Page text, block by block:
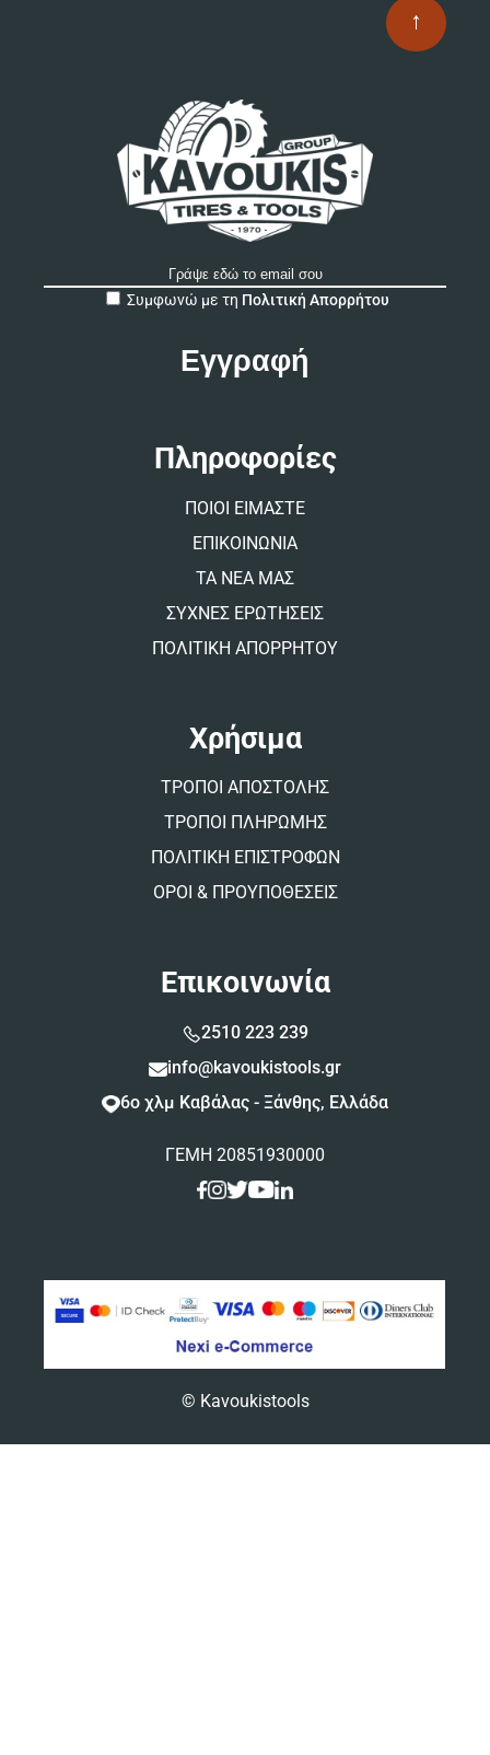
↑
Συμφωνώ με τη Πολιτική Απορρήτου
Πληροφορίες
ΠΟΙΟΙ ΕΙΜΑΣΤΕ
ΕΠΙΚΟΙΝΩΝΙΑ
ΤΑ ΝΕΑ ΜΑΣ
ΣΥΧΝΕΣ ΕΡΩΤΗΣΕΙΣ
ΠΟΛΙΤΙΚΗ ΑΠΟΡΡΗΤΟΥ
Χρήσιμα
ΤΡΟΠΟΙ ΑΠΟΣΤΟΛΗΣ
ΤΡΟΠΟΙ ΠΛΗΡΩΜΗΣ
ΠΟΛΙΤΙΚΗ ΕΠΙΣΤΡΟΦΩΝ
ΟΡΟΙ & ΠΡΟΥΠΟΘΕΣΕΙΣ
Επικοινωνία
2510 223 239
info@kavoukistools.gr
6ο χλμ Καβάλας - Ξάνθης, Ελλάδα
ΓΕΜΗ 20851930000
© Kavoukistools